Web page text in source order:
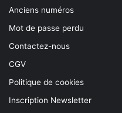
Anciens numéros
Mot de passe perdu
Contactez-nous
CGV
Politique de cookies
Inscription Newsletter